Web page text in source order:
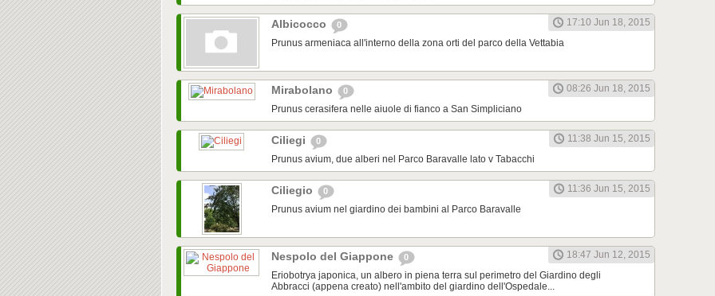
Albicocco 0
17:10 Jun 18, 2015
Prunus armeniaca all'interno della zona orti del parco della Vettabia
Mirabolano 0
08:26 Jun 18, 2015
Prunus cerasifera nelle aiuole di fianco a San Simpliciano
Ciliegi 0
11:38 Jun 15, 2015
Prunus avium, due alberi nel Parco Baravalle lato v Tabacchi
Ciliegio 0
11:36 Jun 15, 2015
Prunus avium nel giardino dei bambini al Parco Baravalle
Nespolo del Giappone 0
18:47 Jun 12, 2015
Eriobotrya japonica, un albero in piena terra sul perimetro del Giardino degli
Abbracci (appena creato) nell'ambito del giardino dell'Ospedale...